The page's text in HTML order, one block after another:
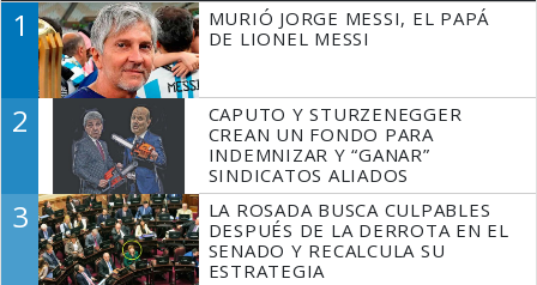
1
MURIÓ JORGE MESSI, EL PAPÁ
DE LIONEL MESSI
2
CAPUTO Y STURZENEGGER
CREAN UN FONDO PARA
INDEMNIZAR Y “GANAR”
SINDICATOS ALIADOS
3
LA ROSADA BUSCA CULPABLES
DESPUÉS DE LA DERROTA EN EL
SENADO Y RECALCULA SU
ESTRATEGIA